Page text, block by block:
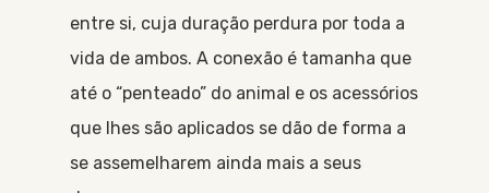
entre si, cuja duração perdura por toda a
vida de ambos. A conexão é tamanha que
até o “penteado” do animal e os acessórios
que lhes são aplicados se dão de forma a
se assemelharem ainda mais a seus